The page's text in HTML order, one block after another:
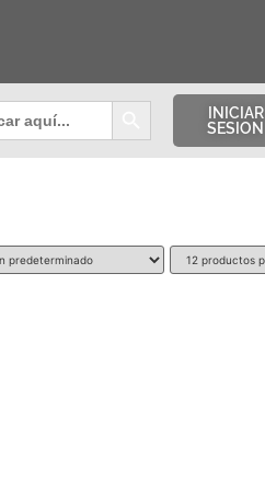
Botón de búsqueda
INICIAR
SESION